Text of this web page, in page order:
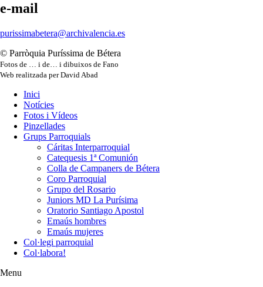
e-mail
purissimabetera@archivalencia.es
© Parròquia Puríssima de Bétera
Fotos de … i de… i dibuixos de Fano
Web realitzada per David Abad
Inici
Notícies
Fotos i Vídeos
Pinzellades
Grups Parroquials
Cáritas Interparroquial
Catequesis 1ª Comunión
Colla de Campaners de Bétera
Coro Parroquial
Grupo del Rosario
Juniors MD La Purísima
Oratorio Santiago Apostol
Emaús hombres
Emaús mujeres
Col·legi parroquial
Col·labora!
Menu